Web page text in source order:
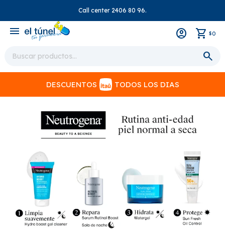
Call center 2406 80 96.
menu $0
DESCUENTOS TODOS LOS DIAS
close